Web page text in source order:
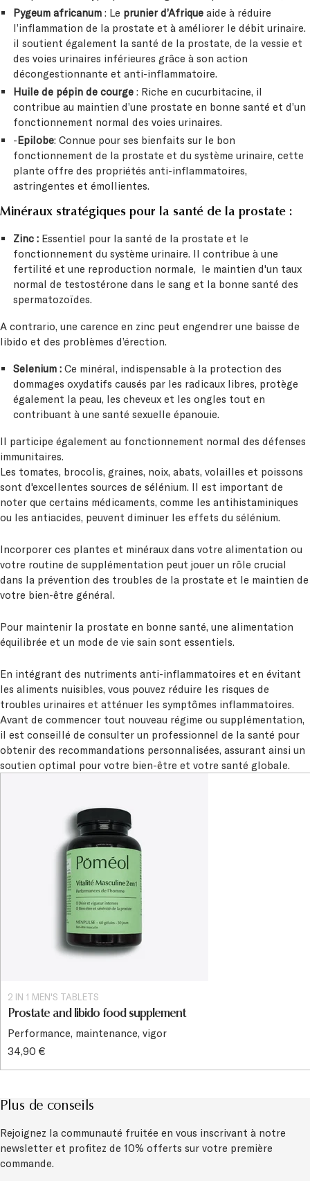
Pygeum africanum : Le prunier d’Afriqueaide à réduire
l’inflammation de la prostate et à améliorer le débit urinaire.
il soutient également la santé de la prostate, de la vessie et
des voies urinaires inférieures grâce à son action
décongestionnante et anti-inflammatoire.
Huile de pépin de courge: Riche en cucurbitacine, il
contribue au maintien d’une prostate en bonne santé et d’un
fonctionnement normal des voies urinaires.
-Epilobe: Connue pour ses bienfaits sur le bon
fonctionnement de la prostate et du système urinaire, cette
plante offre des propriétés anti-inflammatoires,
astringentes et émollientes.
Minéraux stratégiques pour la santé de la prostate :
Zinc : Essentiel pour la santé de la prostate et le
fonctionnement du système urinaire. Il contribue à une
fertilité et une reproduction normale, le maintien d'un taux
normal de testostérone dans le sang et la bonne santé des
spermatozoïdes.
A contrario, une carence en zinc peut engendrer une baisse de
libido et des problèmes d’érection.
Selenium : Ce minéral, indispensable à la protection des
dommages oxydatifs causés par les radicaux libres, protège
également la peau, les cheveux et les ongles tout en
contribuant à une santé sexuelle épanouie.
Il participe également au fonctionnement normal des défenses
immunitaires.
Les tomates, brocolis, graines, noix, abats, volailles et poissons
sont d'excellentes sources de sélénium. Il est important de
noter que certains médicaments, comme les antihistaminiques
ou les antiacides, peuvent diminuer les effets du sélénium.
Incorporer ces plantes et minéraux dans votre alimentation ou
votre routine de supplémentation peut jouer un rôle crucial
dans la prévention des troubles de la prostate et le maintien de
votre bien-être général.
Pour maintenir la prostate en bonne santé, une alimentation
équilibrée et un mode de vie sain sont essentiels.
En intégrant des nutriments anti-inflammatoires et en évitant
les aliments nuisibles, vous pouvez réduire les risques de
troubles urinaires et atténuer les symptômes inflammatoires.
Avant de commencer tout nouveau régime ou supplémentation,
il est conseillé de consulter un professionnel de la santé pour
obtenir des recommandations personnalisées, assurant ainsi un
soutien optimal pour votre bien-être et votre santé globale.
2 IN 1 MEN'S TABLETS
Prostate and libido food supplement
Performance, maintenance, vigor
34,90 €
Plus de conseils
Rejoignez la communauté fruitée en vous inscrivant à notre
newsletter et profitez de 10% offerts sur votre première
commande.